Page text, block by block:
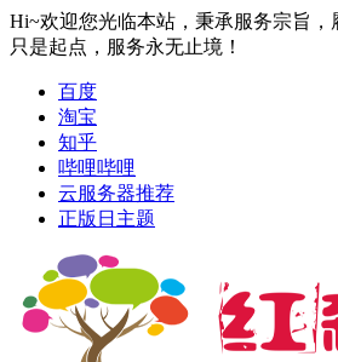
Hi~欢迎您光临本站，秉承服务宗旨
只是起点，服务永无止境！
百度
淘宝
知乎
哔哩哔哩
云服务器推荐
正版日主题